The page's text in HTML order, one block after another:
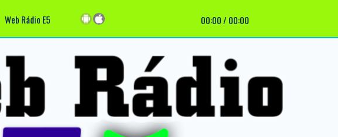
Web Rádio E5 00:00/ 00:00